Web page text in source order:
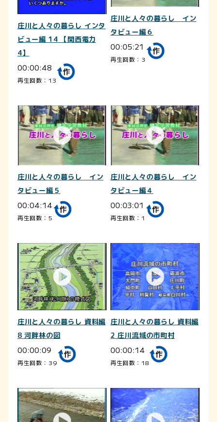
庄川と人々の暮らし インタ
ビュー編 14 【関西電力
4】
00:00:48
再生回数：13
庄川と人々の暮らし イン
タビュー編６
00:05:21
再生回数：3
庄川と人々の暮らし イン
タビュー編５
00:04:14
再生回数：5
庄川と人々の暮らし イン
タビュー編４
00:03:01
再生回数：1
庄川と人々の暮らし 資料編
8 河畔林の図
00:00:09
再生回数：39
庄川と人々の暮らし 資料編
2 庄川流域の市町村
00:00:14
再生回数：18